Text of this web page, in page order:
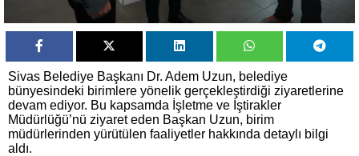
Sivas Belediye Başkanı Dr. Adem Uzun, belediye
bünyesindeki birimlere yönelik gerçekleştirdiği ziyaretlerine
devam ediyor. Bu kapsamda İşletme ve İştirakler
Müdürlüğü’nü ziyaret eden Başkan Uzun, birim
müdürlerinden yürütülen faaliyetler hakkında detaylı bilgi
aldı.